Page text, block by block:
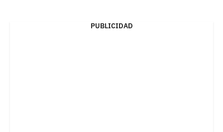
PUBLICIDAD